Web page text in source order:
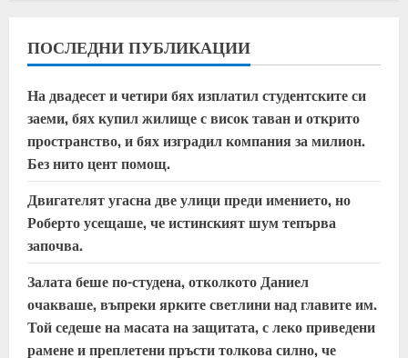
u
e
R
e
a
d
i
n
ПОСЛЕДНИ ПУБЛИКАЦИИ
На двадесет и четири бях изплатил студентските си
заеми, бях купил жилище с висок таван и открито
пространство, и бях изградил компания за милион.
Без нито цент помощ.
Двигателят угасна две улици преди имението, но
Роберто усещаше, че истинският шум тепърва
започва.
Залата беше по-студена, отколкото Даниел
очакваше, въпреки ярките светлини над главите им.
Той седеше на масата на защитата, с леко приведени
рамене и преплетени пръсти толкова силно, че